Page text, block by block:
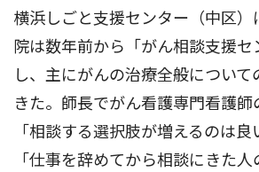
横浜しごと支援センター（中区）
院は数年前から「がん相談支援セ
し、主にがんの治療全般について
きた。師長でがん看護専門看護師
「相談する選択肢が増えるのは良
「仕事を辞めてから相談にきた